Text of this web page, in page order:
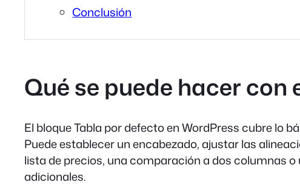
Conclusión
Qué se puede hacer
El bloque Tabla por defecto en WordPress cubre lo
Puede establecer un encabezado, ajustar las
lista de precios, una comparación a dos columnas
adicionales.